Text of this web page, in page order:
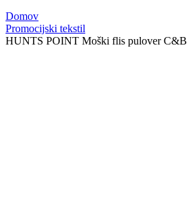
Domov
Promocijski tekstil
HUNTS POINT Moški flis pulover C&B